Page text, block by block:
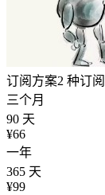
订阅方案2 种订
三个月
90 天
¥66
一年
365 天
¥99